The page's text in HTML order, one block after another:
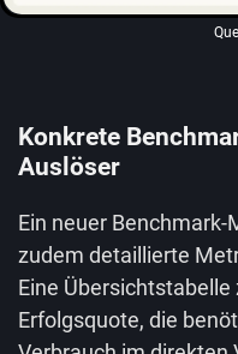
Konkrete
Auslöser
Ein neuer
zudem detaillierte
Eine
Erfolgsquote, die